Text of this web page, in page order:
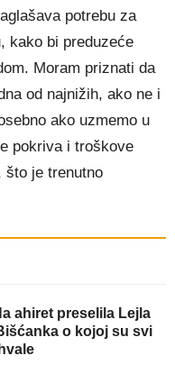
potrebu za
kako bi preduzeće
Moram priznati da
od najnižih, ako ne i
ako uzmemo u
pokriva i troškove
što je trenutno
ahiret preselila Lejla
o kojoj su svi